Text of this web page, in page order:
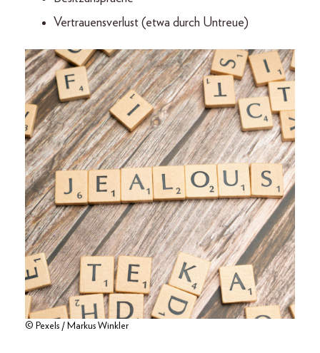
Vertrauensverlust (etwa durch Untreue)
© Pexels / Markus Winkler